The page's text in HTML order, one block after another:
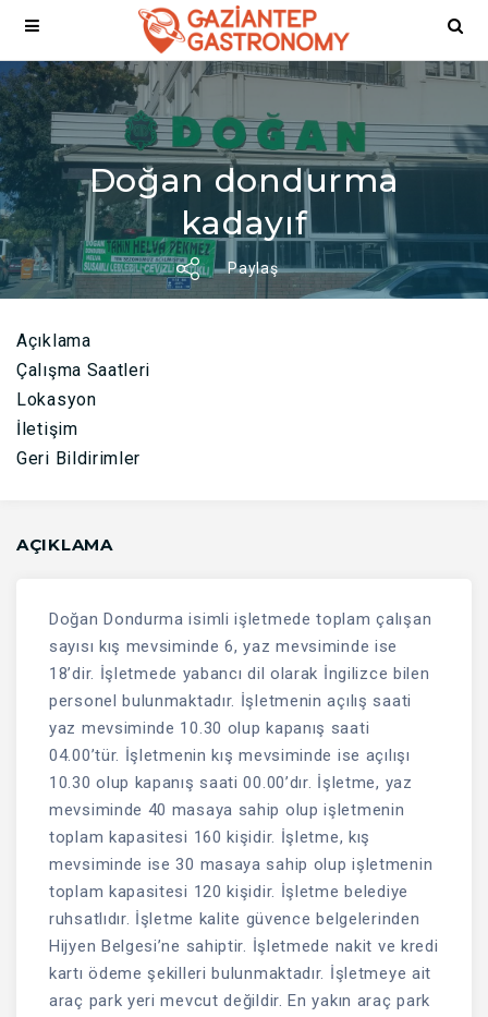
Doğan dondurma
kadayıf
Paylaş
Açıklama
Çalışma Saatleri
Lokasyon
İletişim
Geri Bildirimler
AÇIKLAMA
Doğan Dondurma isimli işletmede toplam çalışan
sayısı kış mevsiminde 6, yaz mevsiminde ise
18’dir. İşletmede yabancı dil olarak İngilizce bilen
personel bulunmaktadır. İşletmenin açılış saati
yaz mevsiminde 10.30 olup kapanış saati
04.00’tür. İşletmenin kış mevsiminde ise açılışı
10.30 olup kapanış saati 00.00’dır. İşletme, yaz
mevsiminde 40 masaya sahip olup işletmenin
toplam kapasitesi 160 kişidir. İşletme, kış
mevsiminde ise 30 masaya sahip olup işletmenin
toplam kapasitesi 120 kişidir. İşletme belediye
ruhsatlıdır. İşletme kalite güvence belgelerinden
Hijyen Belgesi’ne sahiptir. İşletmede nakit ve kredi
kartı ödeme şekilleri bulunmaktadır. İşletmeye ait
araç park yeri mevcut değildir. En yakın araç park